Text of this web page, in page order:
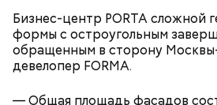
Бизнес-центр PORTA сложной
формы с остроугольным
обращенным в сторону
девелопер FORMA.
— Общая площадь фасадов
Также существует раздел
который будет полезен
нем можно найти информацию
Лосиный Остров;
Измайловский парк;
Кемеровский лесопарк;
Парк Кузьминки;
Братеевскую пойму;